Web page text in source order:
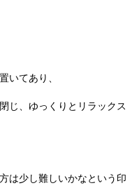
いてあり、
じ、ゆっくりとリラックス
は少し難しいかなという印